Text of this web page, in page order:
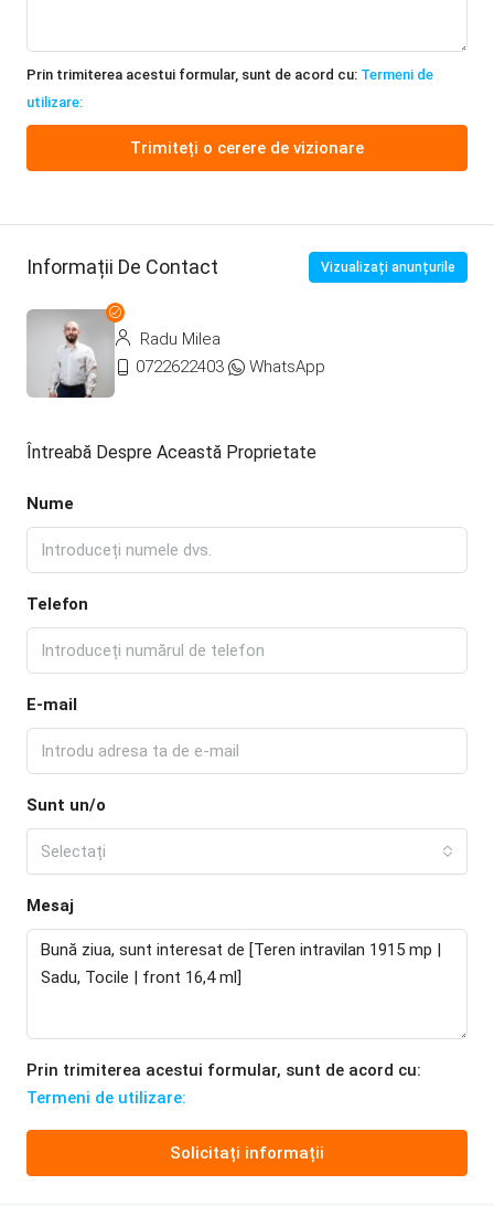
Prin trimiterea acestui formular, sunt de acord cu: Termeni de
utilizare:
Trimiteți o cerere de vizionare
Informații De Contact Vizualizați anunțurile
Radu Milea
0722622403
WhatsApp
Întreabă Despre Această Proprietate
Nume
Telefon
E-mail
Sunt un/o
Selectați
Mesaj
Prin trimiterea acestui formular, sunt de acord cu:
Termeni de utilizare:
Solicitați informații